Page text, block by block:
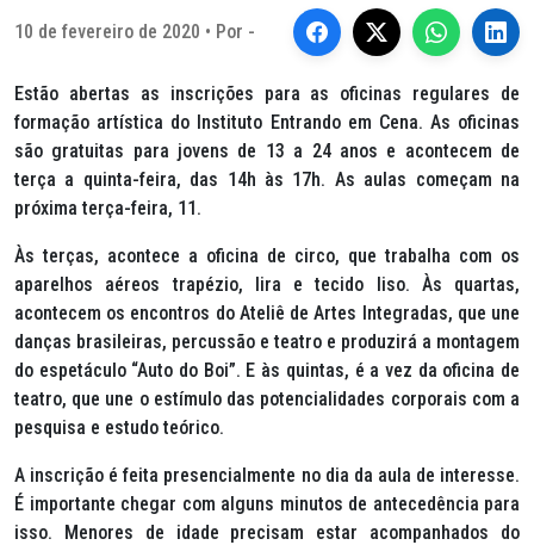
10 de fevereiro de 2020 • Por -
Estão abertas as inscrições para as oficinas regulares de
formação artística do Instituto Entrando em Cena. As oficinas
são gratuitas para jovens de 13 a 24 anos e acontecem de
terça a quinta-feira, das 14h às 17h. As aulas começam na
próxima terça-feira, 11.
Às terças, acontece a oficina de circo, que trabalha com os
aparelhos aéreos trapézio, lira e tecido liso. Às quartas,
acontecem os encontros do Ateliê de Artes Integradas, que une
danças brasileiras, percussão e teatro e produzirá a montagem
do espetáculo “Auto do Boi”. E às quintas, é a vez da oficina de
teatro, que une o estímulo das potencialidades corporais com a
pesquisa e estudo teórico.
A inscrição é feita presencialmente no dia da aula de interesse.
É importante chegar com alguns minutos de antecedência para
isso. Menores de idade precisam estar acompanhados do